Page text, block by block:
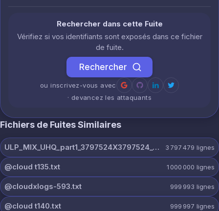
Rechercher dans cette Fuite
Vérifiez si vos identifiants sont exposés dans ce fichier
de fuite.
Rechercher
ou inscrivez-vous avec
· devancez les attaquants
Fichiers de Fuites Similaires
ULP_MIX_UHQ_part1_3797524X3797524_@dextercloud7.txt 3 797 479 lignes
@cloud t135.txt 1 000 000 lignes
@cloudxlogs-593.txt 999 993 lignes
@cloud t140.txt 999 997 lignes